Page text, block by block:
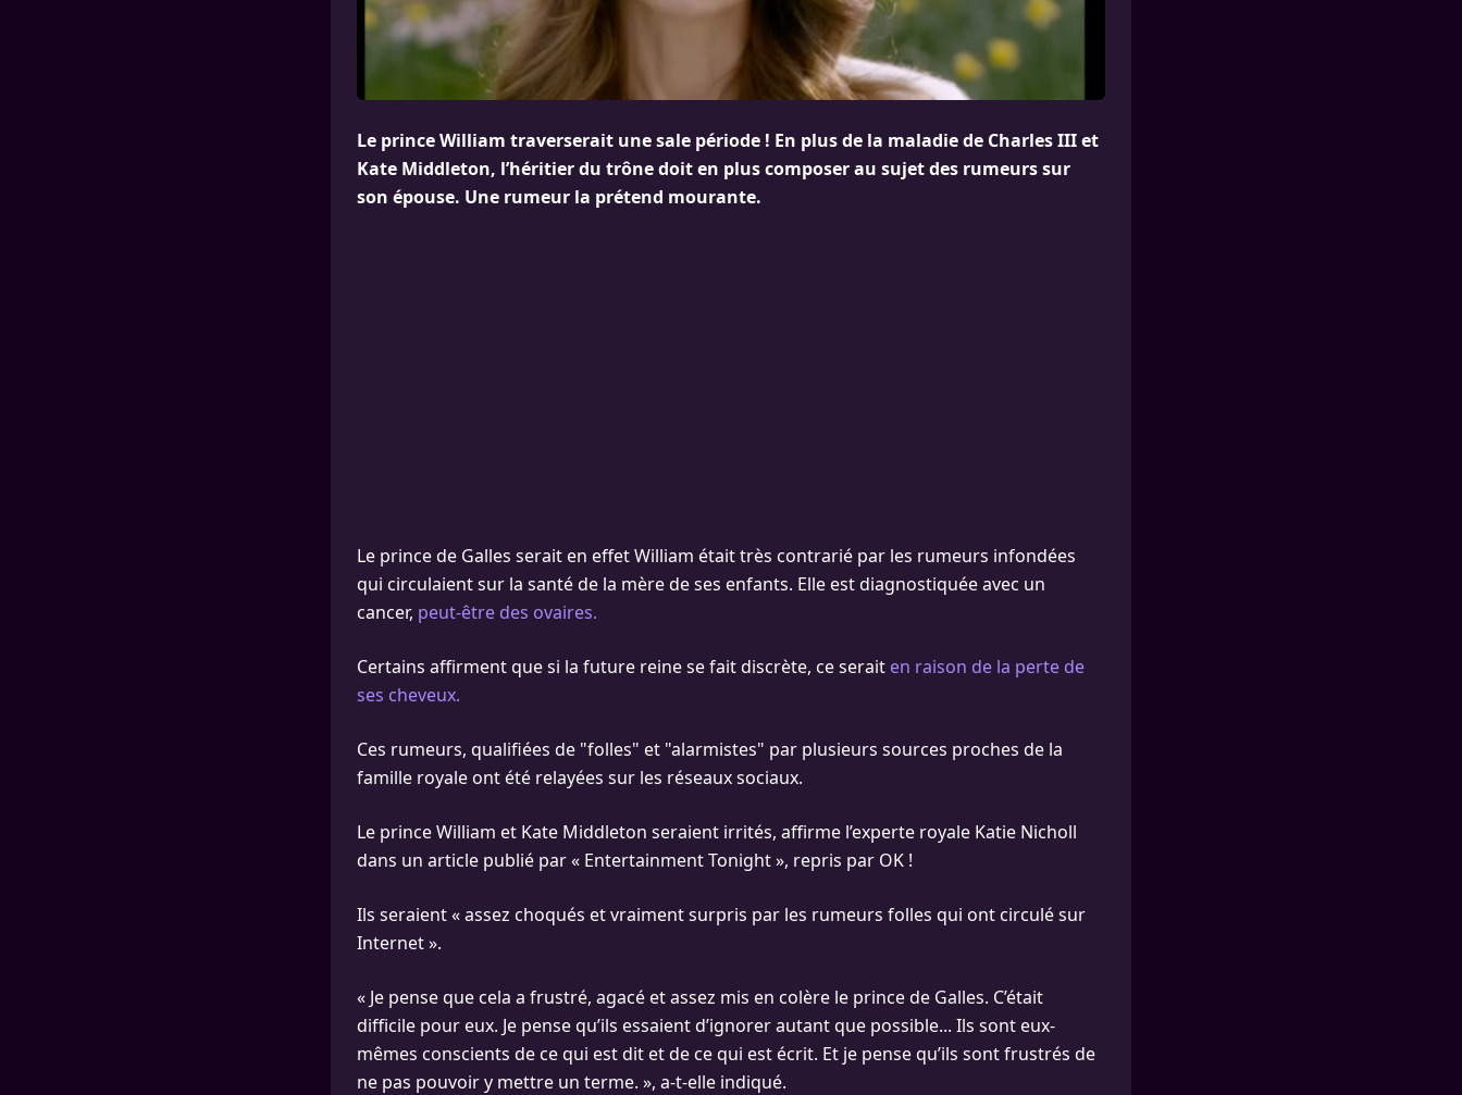
Le prince William traverserait une sale période ! En plus de la maladie de Charles III et
Kate Middleton, l’héritier du trône doit en plus composer au sujet des rumeurs sur
son épouse. Une rumeur la prétend mourante.
Le prince de Galles serait en effet William était très contrarié par les rumeurs infondées
qui circulaient sur la santé de la mère de ses enfants. Elle est diagnostiquée avec un
cancer, peut-être des ovaires.
Certains affirment que si la future reine se fait discrète, ce serait en raison de la perte de
ses cheveux.
Ces rumeurs, qualifiées de "folles" et "alarmistes" par plusieurs sources proches de la
famille royale ont été relayées sur les réseaux sociaux.
Le prince William et Kate Middleton seraient irrités, affirme l’experte royale Katie Nicholl
dans un article publié par « Entertainment Tonight », repris par OK !
Ils seraient « assez choqués et vraiment surpris par les rumeurs folles qui ont circulé sur
Internet ».
« Je pense que cela a frustré, agacé et assez mis en colère le prince de Galles. C’était
difficile pour eux. Je pense qu’ils essaient d’ignorer autant que possible... Ils sont eux-
mêmes conscients de ce qui est dit et de ce qui est écrit. Et je pense qu’ils sont frustrés de
ne pas pouvoir y mettre un terme. », a-t-elle indiqué.